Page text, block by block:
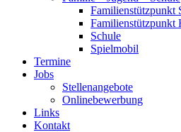
Familienstützpunkt
Familienstützpunkt
Schule
Spielmobil
Termine
Jobs
Stellenangebote
Onlinebewerbung
Links
Kontakt